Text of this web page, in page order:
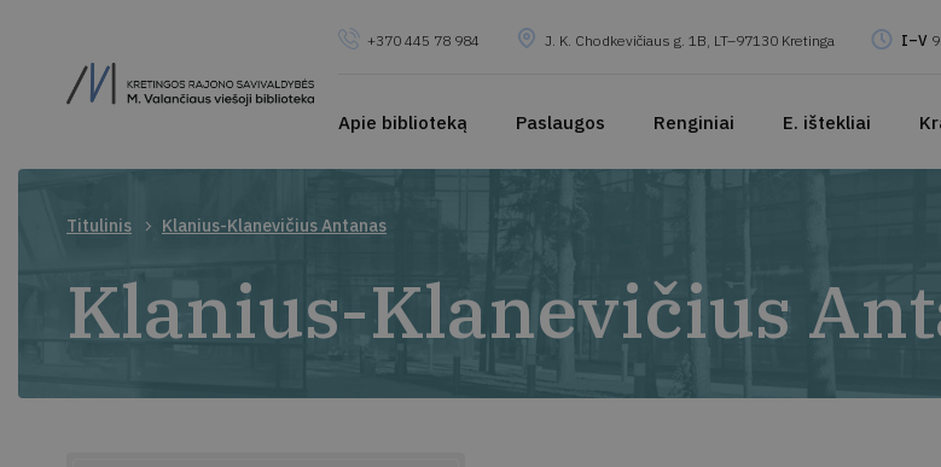
+370 445 78 984 J. K. Chodkevičiaus g. 1B, LT–97130 Kretinga I–V
Apie biblioteką Paslaugos Renginiai E. ištekliai
Titulinis Klanius-Klanevičius Antanas
Klanius-Klanevičius